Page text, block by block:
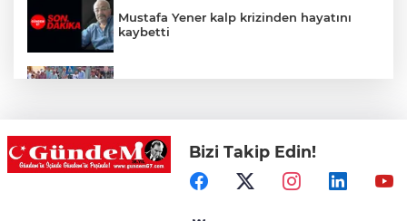
Mustafa Yener kalp krizinden hayatını
kaybetti
Zonguldak'ta Rüzgarlımeşe İlkokulu'nun
yıkımı gerçekleştirildi!
Bizi Takip Edin!